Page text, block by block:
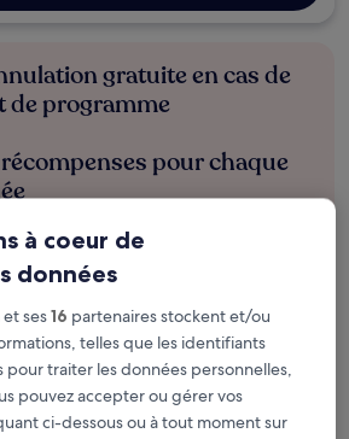
gratuite en cas de
de programme
pour chaque
grâce aux Prix membres
pour ces dates
Demain
7 août - 8 août
à coeur de
données
ses16 partenaires stockent et/ou
telles que les identifiants
pour traiter les données personnelles,
pouvez accepter ou gérer vos
ci-dessous ou à tout moment sur